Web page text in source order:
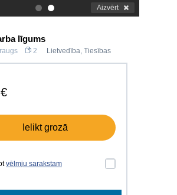
. Aizvērt
līgums
2 Lietvedība, Tiesības
Ielikt grozā
vēlmju sarakstam